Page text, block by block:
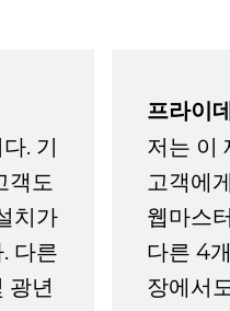
. 기
객도
치가
다른
광년
프라이
저는 이
고객에
웹마스
다른 4
장에서